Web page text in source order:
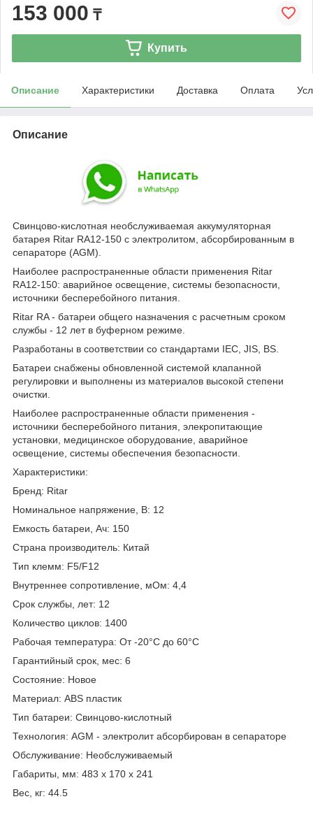
153 000 ₸
Купить
Описание Характеристики Доставка Оплата
Описание
Свинцово-кислотная необслуживаемая аккумуляторная
батарея Ritar RA12-150 c электролитом, абсорбированным в
сепараторе (AGM).
Наиболее распространенные области применения Ritar
RA12-150: аварийное освещение, системы безопасности,
источники бесперебойного питания.
Ritar RA - батареи общего назначения с расчетным сроком
службы - 12 лет в буферном режиме.
Разработаны в соответствии со стандартами IEC, JIS, BS.
Батареи снабжены обновленной системой клапанной
регулировки и выполнены из материалов высокой степени
очистки.
Наиболее распространенные области применения -
источники бесперебойного питания, элекропитающие
установки, медицинское оборудование, аварийное
освещение, системы обеспечения безопасности.
Характеристики:
Бренд: Ritar
Номинальное напряжение, В: 12
Емкость батареи, Ач: 150
Страна производитель: Китай
Тип клемм: F5/F12
Внутреннее сопротивление, мОм: 4,4
Срок службы, лет: 12
Количество циклов: 1400
Рабочая температура: От -20°C до 60°C
Гарантийный срок, мес: 6
Состояние: Новое
Материал: ABS пластик
Тип батареи: Свинцово-кислотный
Технология: AGM - электролит абсорбирован в сепараторе
Обслуживание: Необслуживаемый
Габариты, мм: 483 x 170 x 241
Вес, кг: 44.5